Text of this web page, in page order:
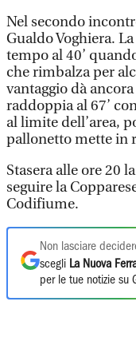
Nel secondo
Gualdo Voghiera.
tempo al 40’
che rimbalza per
vantaggio dà
raddoppia al 67’
al limite dell’area,
pallonetto mette in
Stasera alle ore 20
seguire la
Codifiume.
Non lasciare
scegli La Nuova
per le tue notizie su